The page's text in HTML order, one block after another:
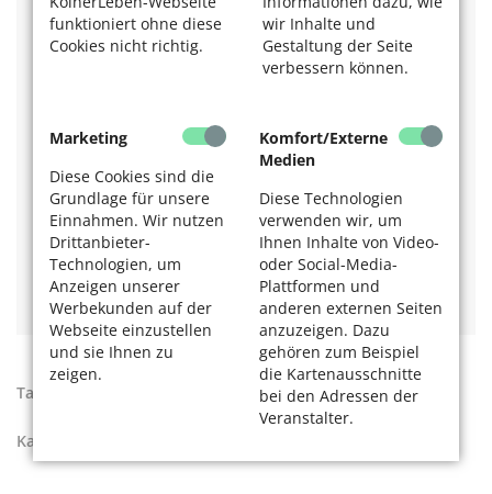
funktioniert ohne diese
Cookies nicht richtig.
wir Inhalte und
Gestaltung der Seite
verbessern können.
Marketing
Diese Cookies sind die
Grundlage für unsere
Einnahmen. Wir nutzen
Drittanbieter-
Technologien, um
Anzeigen unserer
Werbekunden auf der
Webseite einzustellen
und sie Ihnen zu
zeigen.
Komfort/Externe
Medien
Diese Technologien
verwenden wir, um
Ihnen Inhalte von Video-
oder Social-Media-
Plattformen und
anderen externen Seiten
anzuzeigen. Dazu
gehören zum Beispiel
die Kartenausschnitte
bei den Adressen der
Veranstalter.
Scannerempfohlen, der damit wirbt, Sie vor
gefälschten und gefährlichen Codes zu schützen.
Apps, Smartphone und Co -Medienfinden Sie
interessieren:
Die nutriCARD-App - die App-Empfehlung der
Redaktion.Lesen Sie über den Mobilen
Ernährungsberater.
Das Handy hilft beim Einkaufen – mit der App
CodeCheck:Was ist drin in der Kosmetik?
Wer gern tiefer in das Thema Sicherheit im Internet
eintauchen will, liest:
Sicher online mit silver-tipps.de
Tags:
Kategorien: